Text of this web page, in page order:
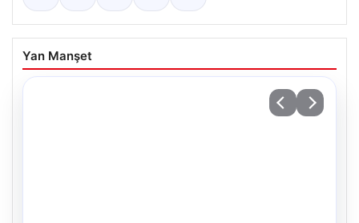
Yan Manşet